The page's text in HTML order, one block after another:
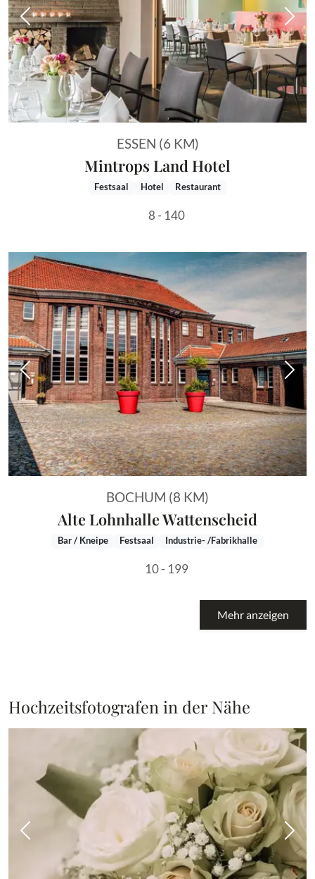
Vorheriges Bild
ESSEN (6 KM)
Mintrops Land Hotel
Festsaal Hotel Restaurant
8 - 140
Vorheriges Bild
BOCHUM (8 KM)
Alte Lohnhalle Wattenscheid
Bar / Kneipe Festsaal Industrie- /Fabrikhalle
10 - 199
Mehr anzeigen
Hochzeitsfotografen in der Nähe
Vorheriges Bild